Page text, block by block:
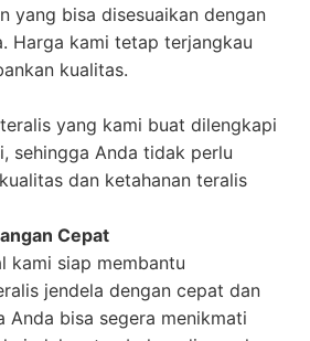
yang bisa disesuaikan dengan
Harga kami tetap terjangkau
kualitas.
yang kami buat dilengkapi
sehingga Anda tidak perlu
dan ketahanan teralis
Cepat
kami siap membantu
jendela dengan cepat dan
Anda bisa segera menikmati